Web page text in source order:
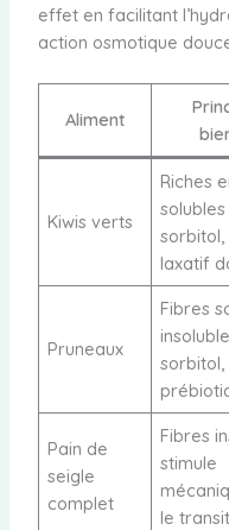
effet en facilitant
action osmotique
Aliment
Kiwis verts
Riches
laxatif
Pruneaux
Fibres
Pain de
seigle
complet
Fibres
stimule
le transit